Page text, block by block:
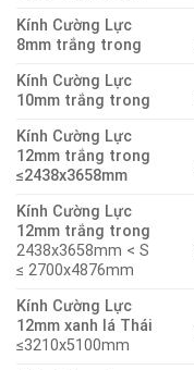
Kính Cường Lực
8mm trắng trong
Kính Cường Lực
10mm trắng trong
Kính Cường Lực
12mm trắng trong
≤2438x3658mm
Kính Cường Lực
12mm trắng trong
2438x3658mm < S
≤ 2700x4876mm
Kính Cường Lực
12mm xanh lá Thái
≤3210x5100mm